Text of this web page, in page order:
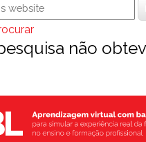
não